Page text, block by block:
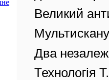
Великий
Два
Технологія